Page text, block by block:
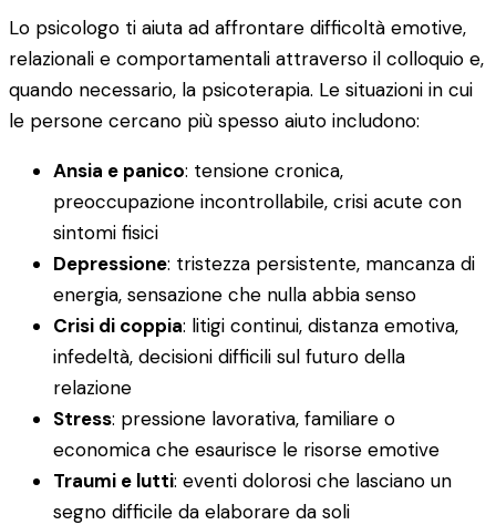
Lo psicologo ti aiuta ad affrontare difficoltà emotive,
relazionali e comportamentali attraverso il colloquio e,
quando necessario, la psicoterapia. Le situazioni in cui
le persone cercano più spesso aiuto includono:
Ansia e panico: tensione cronica,
preoccupazione incontrollabile, crisi acute con
sintomi fisici
Depressione: tristezza persistente, mancanza di
energia, sensazione che nulla abbia senso
Crisi di coppia: litigi continui, distanza emotiva,
infedeltà, decisioni difficili sul futuro della
relazione
Stress: pressione lavorativa, familiare o
economica che esaurisce le risorse emotive
Traumi e lutti: eventi dolorosi che lasciano un
segno difficile da elaborare da soli